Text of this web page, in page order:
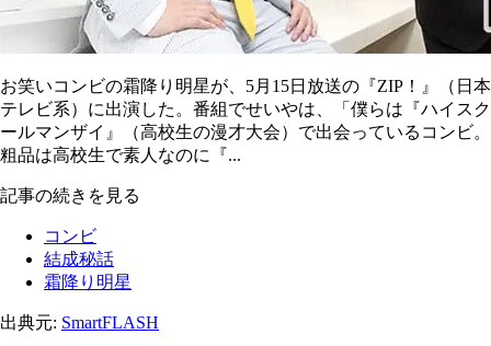
お笑いコンビの霜降り明星が、5月15日放送の『ZIP！』（日本
テレビ系）に出演した。番組でせいやは、「僕らは『ハイスク
ールマンザイ』（高校生の漫才大会）で出会っているコンビ。
粗品は高校生で素人なのに『...
記事の続きを見る
コンビ
結成秘話
霜降り明星
出典元: SmartFLASH